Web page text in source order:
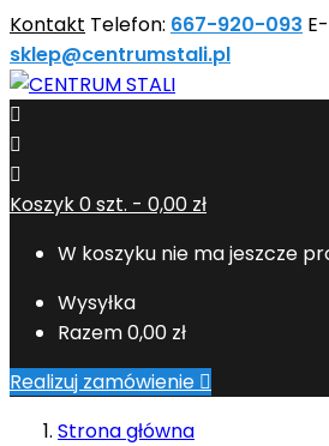
Kontakt Telefon: 667-920-093
sklep@centrumstali.pl



Koszyk0szt. - 0,00 zł
W koszyku nie ma jeszcze
Wysyłka
Razem0,00 zł
Realizuj zamówienie 
Strona główna